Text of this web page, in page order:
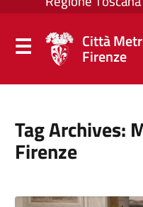
Città
Firenze
Tag Archives:
Firenze